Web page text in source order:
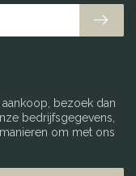
bezoek dan
bedrijfsgegevens,
om met ons